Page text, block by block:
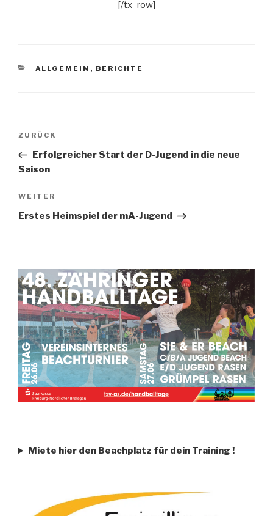
[/tx_row]
ALLGEMEIN , BERICHTE
ZURÜCK
Erfolgreicher Start der D-Jugend in die neue
Saison
WEITER
Erstes Heimspiel der mA-Jugend
Miete hier den Beachplatz für dein Training !